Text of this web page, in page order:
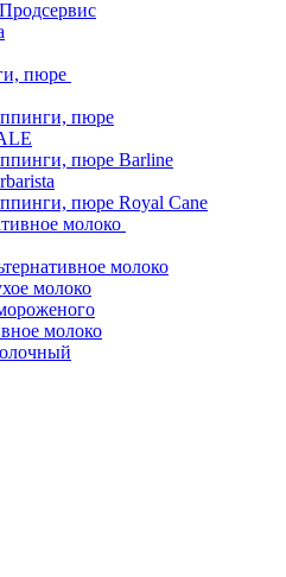
пюре
пюре
пюре Barline
пюре Royal Cane
молоко
молоко
молоко
молоко